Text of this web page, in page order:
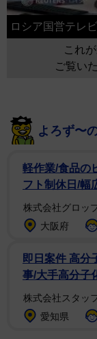
ロシア国営テレ
これ
ご覧い
よろず〜
軽作業/食品の
フト制休日/幅
株式会社グロッ
大阪府
即日案件 高分
事/大手高分子
株式会社スタッ
愛知県